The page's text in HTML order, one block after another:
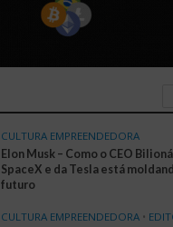
CULTURA EMPREENDEDORA
Elon Musk – Como o CEO
SpaceX e da Tesla está
futuro
CULTURA EMPREENDEDORA •